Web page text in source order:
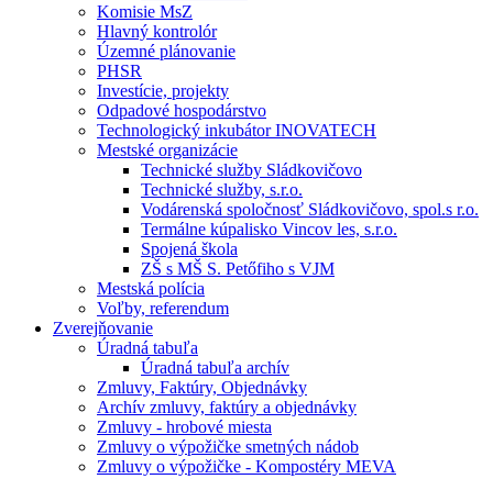
Komisie MsZ
Hlavný kontrolór
Územné plánovanie
PHSR
Investície, projekty
Odpadové hospodárstvo
Technologický inkubátor INOVATECH
Mestské organizácie
Technické služby Sládkovičovo
Technické služby, s.r.o.
Vodárenská spoločnosť Sládkovičovo, spol.s r.o.
Termálne kúpalisko Vincov les, s.r.o.
Spojená škola
ZŠ s MŠ S. Petőfiho s VJM
Mestská polícia
Voľby, referendum
Zverejňovanie
Úradná tabuľa
Úradná tabuľa archív
Zmluvy, Faktúry, Objednávky
Archív zmluvy, faktúry a objednávky
Zmluvy - hrobové miesta
Zmluvy o výpožičke smetných nádob
Zmluvy o výpožičke - Kompostéry MEVA